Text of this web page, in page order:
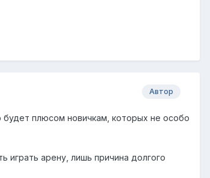
Автор
плюсом новичкам, которых не особо
играть арену, лишь причина долгого